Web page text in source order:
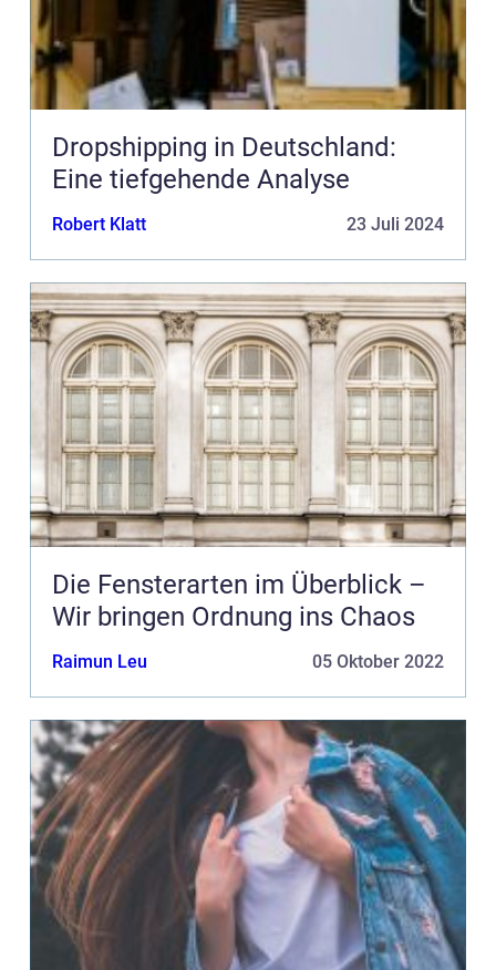
Dropshipping in Deutschland:
Eine tiefgehende Analyse
Robert Klatt 23 Juli 2024
Die Fensterarten im Überblick –
Wir bringen Ordnung ins Chaos
Raimun Leu 05 Oktober 2022